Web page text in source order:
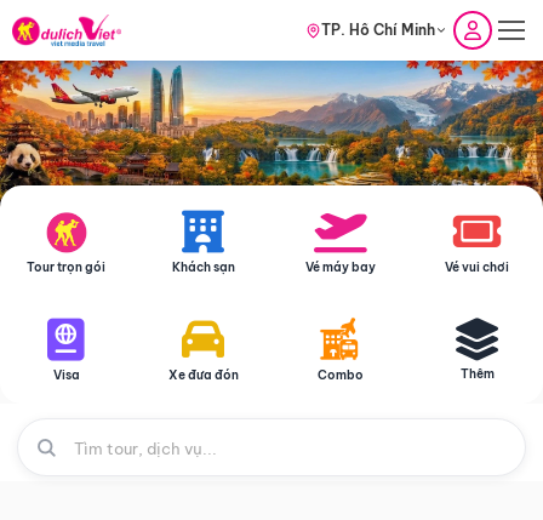
TP. Hồ Chí Minh
Tour trọn gói Khách sạn Vé máy bay Vé vui chơi
Visa Xe đưa đón Combo Thêm